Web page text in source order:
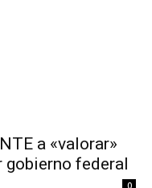
a «valorar»
gobierno federal
0